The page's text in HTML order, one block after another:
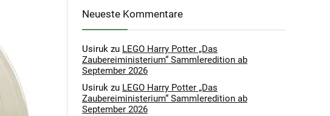
Neueste Kommentare
Usiruk zu LEGO Harry Potter „Das
Zaubereiministerium“ Sammleredition ab
September 2026
Usiruk zu LEGO Harry Potter „Das
Zaubereiministerium“ Sammleredition ab
September 2026